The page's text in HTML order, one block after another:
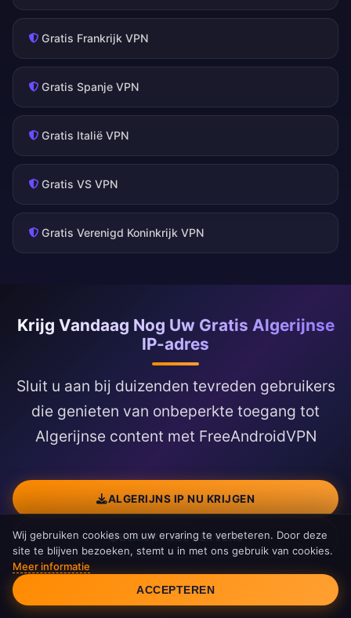
Gratis Frankrijk VPN
Gratis Spanje VPN
Gratis Italië VPN
Gratis VS VPN
Gratis Verenigd Koninkrijk VPN
Krijg Vandaag Nog Uw Gratis Algerijnse
IP-adres
Sluit u aan bij duizenden tevreden gebruikers
die genieten van onbeperkte toegang tot
Algerijnse content met FreeAndroidVPN
ALGERIJNS IP NU KRIJGEN
BEKIJK ALLE SERVERS
Cookie Toestemming
Wij gebruiken cookies om uw ervaring te verbeteren. Door deze
site te blijven bezoeken, stemt u in met ons gebruik van cookies.
Meer informatie
ACCEPTEREN